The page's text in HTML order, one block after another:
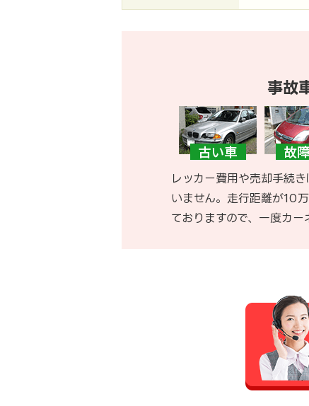
事故
レッカー費用や売却手続
いません。走行距離が10
ておりますので、一度カー